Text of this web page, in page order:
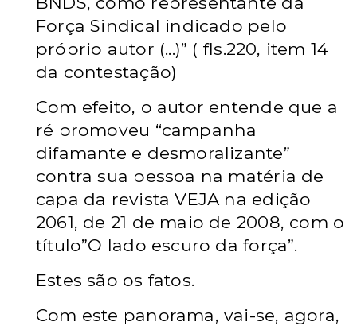
Força Sindical indicado pelo
próprio autor (...)” ( fls.220, item 14
da contestação)
Com efeito, o autor entende que a
ré promoveu “campanha
difamante e desmoralizante”
contra sua pessoa na matéria de
capa da revista VEJA na edição
2061, de 21 de maio de 2008, com o
título”O lado escuro da força”.
Estes são os fatos.
Com este panorama, vai-se, agora,